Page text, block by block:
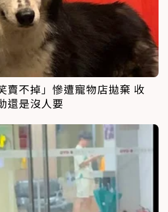
賣不掉」慘遭寵物店拋棄 收
還是沒人要